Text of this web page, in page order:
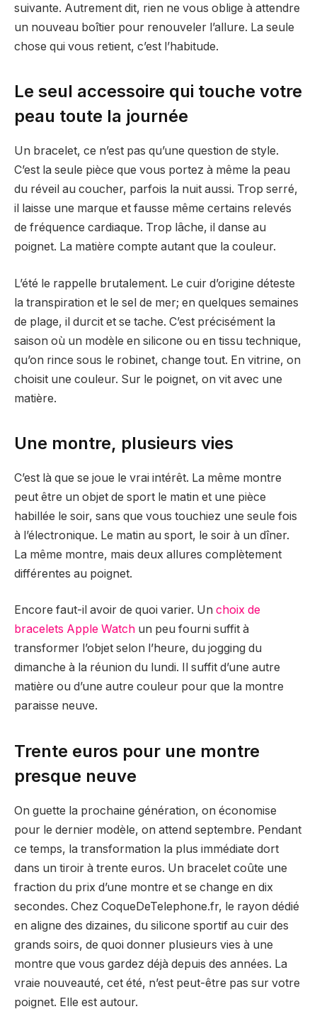
suivante. Autrement dit, rien ne vous oblige à attendre
un nouveau boîtier pour renouveler l’allure. La seule
chose qui vous retient, c’est l’habitude.
Le seul accessoire qui touche votre
peau toute la journée
Un bracelet, ce n’est pas qu’une question de style.
C’est la seule pièce que vous portez à même la peau
du réveil au coucher, parfois la nuit aussi. Trop serré,
il laisse une marque et fausse même certains relevés
de fréquence cardiaque. Trop lâche, il danse au
poignet. La matière compte autant que la couleur.
L’été le rappelle brutalement. Le cuir d’origine déteste
la transpiration et le sel de mer; en quelques semaines
de plage, il durcit et se tache. C’est précisément la
saison où un modèle en silicone ou en tissu technique,
qu’on rince sous le robinet, change tout. En vitrine, on
choisit une couleur. Sur le poignet, on vit avec une
matière.
Une montre, plusieurs vies
C’est là que se joue le vrai intérêt. La même montre
peut être un objet de sport le matin et une pièce
habillée le soir, sans que vous touchiez une seule fois
à l’électronique. Le matin au sport, le soir à un dîner.
La même montre, mais deux allures complètement
différentes au poignet.
Encore faut-il avoir de quoi varier. Un choix de
bracelets Apple Watch un peu fourni suffit à
transformer l’objet selon l’heure, du jogging du
dimanche à la réunion du lundi. Il suffit d’une autre
matière ou d’une autre couleur pour que la montre
paraisse neuve.
Trente euros pour une montre
presque neuve
On guette la prochaine génération, on économise
pour le dernier modèle, on attend septembre. Pendant
ce temps, la transformation la plus immédiate dort
dans un tiroir à trente euros. Un bracelet coûte une
fraction du prix d’une montre et se change en dix
secondes. Chez CoqueDeTelephone.fr, le rayon dédié
en aligne des dizaines, du silicone sportif au cuir des
grands soirs, de quoi donner plusieurs vies à une
montre que vous gardez déjà depuis des années. La
vraie nouveauté, cet été, n’est peut-être pas sur votre
poignet. Elle est autour.